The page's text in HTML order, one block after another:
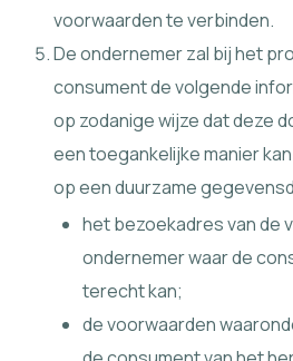
voorwaarden te verbinden.
De ondernemer zal bij het
consument de volgende
op zodanige wijze dat deze
een toegankelijke manier
op een duurzame
het bezoekadres van de
ondernemer waar de
terecht kan;
de voorwaarden